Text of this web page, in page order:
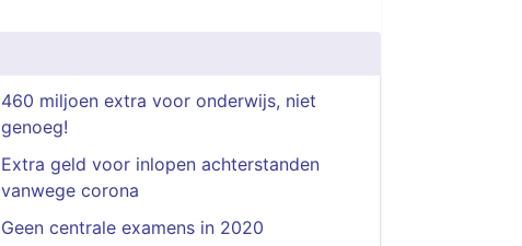
460 miljoen extra voor onderwijs, niet
genoeg!
Extra geld voor inlopen achterstanden
vanwege corona
Geen centrale examens in 2020